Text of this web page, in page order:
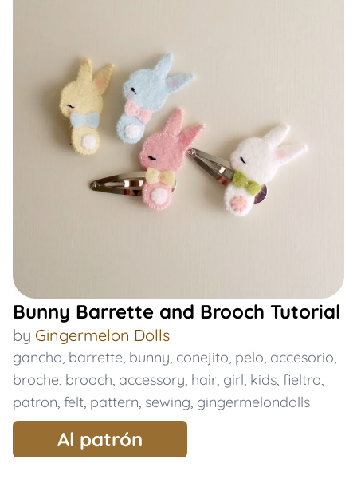
Bunny Barrette and Brooch Tutorial
by Gingermelon Dolls
gancho, barrette, bunny, conejito, pelo, accesorio,
broche, brooch, accessory, hair, girl, kids, fieltro,
patron, felt, pattern, sewing, gingermelondolls
Al patrón